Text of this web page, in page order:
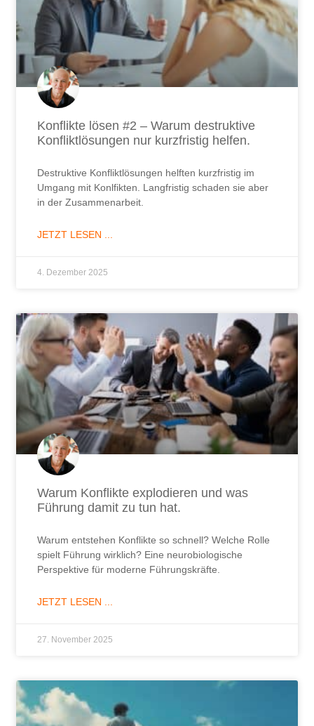
Konflikte lösen #2 – Warum destruktive
Konfliktlösungen nur kurzfristig helfen.
Destruktive Konfliktlösungen helften kurzfristig im
Umgang mit Konlfikten. Langfristig schaden sie aber
in der Zusammenarbeit.
JETZT LESEN ...
4. Dezember 2025
Warum Konflikte explodieren und was
Führung damit zu tun hat.
Warum entstehen Konflikte so schnell? Welche Rolle
spielt Führung wirklich? Eine neurobiologische
Perspektive für moderne Führungskräfte.
JETZT LESEN ...
27. November 2025